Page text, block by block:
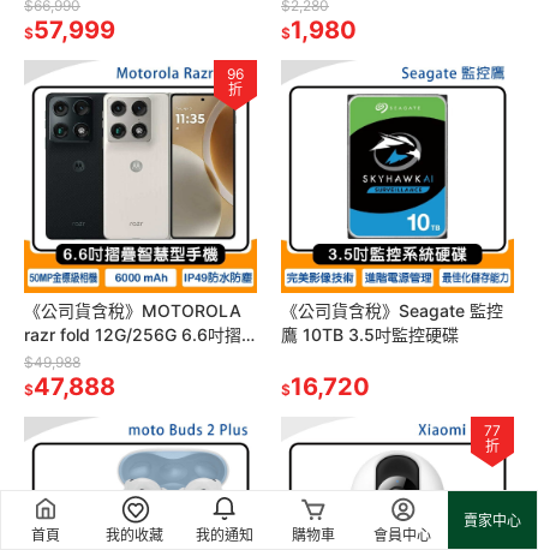
首頁 我的收藏 我的通知 購物車 會員中心
賣家中心
$66,990
$57,999
100W線
$2,280
$1,980
96
折
《公司貨含稅》MOTOROLA
razr fold 12G/256G 6.6吋摺
疊機~送Rollink21吋摺疊行李箱
$49,988
$47,888
《公司貨含稅》Seagate 監控
鷹 10TB 3.5吋監控硬碟
$16,720
77
折